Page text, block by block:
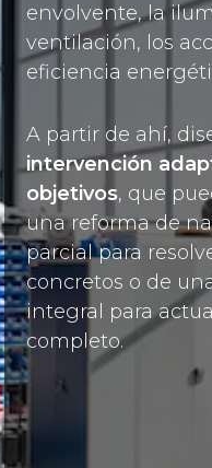
envolvente, la
ventilación, los
eficiencia
A partir de ahí,
intervención
objetivos, que
una reforma de
parcial para
concretos o de
integral para
completo.